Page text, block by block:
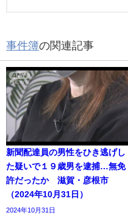
事件簿の関連記事
新聞配達員の男性をひき逃げし
た疑いで１９歳男を逮捕…無免
許だったか 滋賀・彦根市
（2024年10月31日）
2024年10月31日